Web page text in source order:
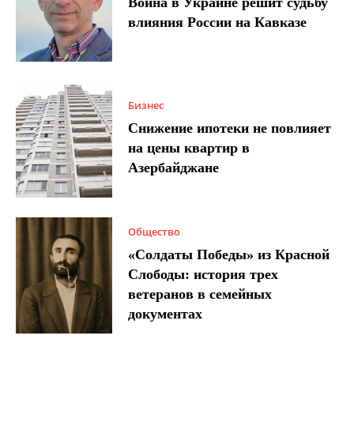
влияния России на Кавказе
Бизнес
Снижение ипотеки не повлияет
на цены квартир в
Азербайджане
Общество
«Солдаты Победы» из Красной
Слободы: история трех
ветеранов в семейных
документах